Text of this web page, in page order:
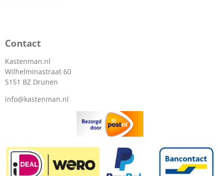
Contact
Kastenman.nl
Wilhelminastraat 60
5151 BZ Drunen
info@kastenman.nl